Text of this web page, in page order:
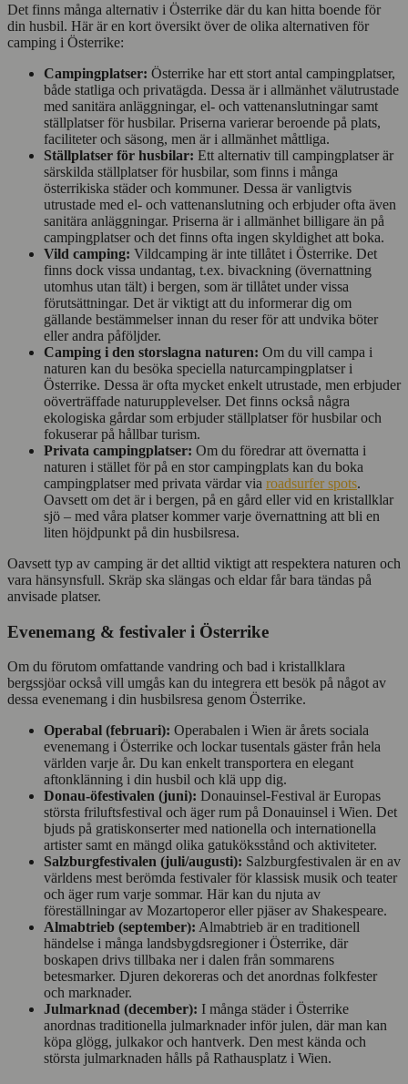
Det finns många alternativ i Österrike där du kan hitta boende för
din husbil. Här är en kort översikt över de olika alternativen för
camping i Österrike:
Campingplatser: Österrike har ett stort antal campingplatser,
både statliga och privatägda. Dessa är i allmänhet välutrustade
med sanitära anläggningar, el- och vattenanslutningar samt
ställplatser för husbilar. Priserna varierar beroende på plats,
faciliteter och säsong, men är i allmänhet måttliga.
Ställplatser för husbilar: Ett alternativ till campingplatser är
särskilda ställplatser för husbilar, som finns i många
österrikiska städer och kommuner. Dessa är vanligtvis
utrustade med el- och vattenanslutning och erbjuder ofta även
sanitära anläggningar. Priserna är i allmänhet billigare än på
campingplatser och det finns ofta ingen skyldighet att boka.
Vild camping: Vildcamping är inte tillåtet i Österrike. Det
finns dock vissa undantag, t.ex. bivackning (övernattning
utomhus utan tält) i bergen, som är tillåtet under vissa
förutsättningar. Det är viktigt att du informerar dig om
gällande bestämmelser innan du reser för att undvika böter
eller andra påföljder.
Camping i den storslagna naturen: Om du vill campa i
naturen kan du besöka speciella naturcampingplatser i
Österrike. Dessa är ofta mycket enkelt utrustade, men erbjuder
oöverträffade naturupplevelser. Det finns också några
ekologiska gårdar som erbjuder ställplatser för husbilar och
fokuserar på hållbar turism.
Privata campingplatser: Om du föredrar att övernatta i
naturen i stället för på en stor campingplats kan du boka
campingplatser med privata värdar via roadsurfer spots.
Oavsett om det är i bergen, på en gård eller vid en kristallklar
sjö – med våra platser kommer varje övernattning att bli en
liten höjdpunkt på din husbilsresa.
Oavsett typ av camping är det alltid viktigt att respektera naturen och
vara hänsynsfull. Skräp ska slängas och eldar får bara tändas på
anvisade platser.
Evenemang & festivaler i Österrike
Om du förutom omfattande vandring och bad i kristallklara
bergssjöar också vill umgås kan du integrera ett besök på något av
dessa evenemang i din husbilsresa genom Österrike.
Operabal (februari): Operabalen i Wien är årets sociala
evenemang i Österrike och lockar tusentals gäster från hela
världen varje år. Du kan enkelt transportera en elegant
aftonklänning i din husbil och klä upp dig.
Donau-öfestivalen (juni): Donauinsel-Festival är Europas
största friluftsfestival och äger rum på Donauinsel i Wien. Det
bjuds på gratiskonserter med nationella och internationella
artister samt en mängd olika gatuköksstånd och aktiviteter.
Salzburgfestivalen (juli/augusti): Salzburgfestivalen är en av
världens mest berömda festivaler för klassisk musik och teater
och äger rum varje sommar. Här kan du njuta av
föreställningar av Mozartoperor eller pjäser av Shakespeare.
Almabtrieb (september): Almabtrieb är en traditionell
händelse i många landsbygdsregioner i Österrike, där
boskapen drivs tillbaka ner i dalen från sommarens
betesmarker. Djuren dekoreras och det anordnas folkfester
och marknader.
Julmarknad (december): I många städer i Österrike
anordnas traditionella julmarknader inför julen, där man kan
köpa glögg, julkakor och hantverk. Den mest kända och
största julmarknaden hålls på Rathausplatz i Wien.